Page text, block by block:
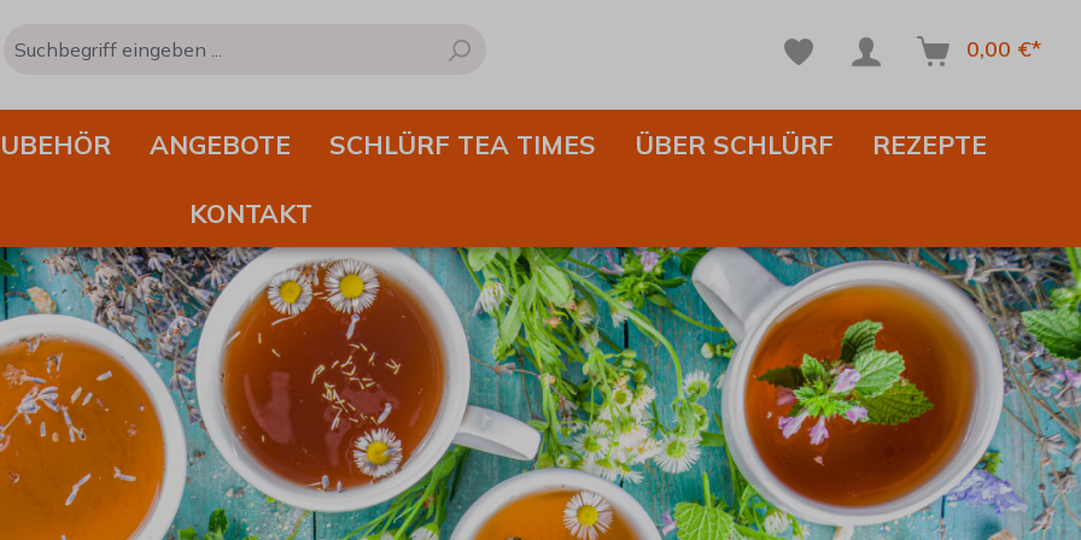
0,00 €*
ANGEBOTE SCHLÜRF TEA TIMES ÜBER SCHLÜRF REZEPTE
KONTAKT